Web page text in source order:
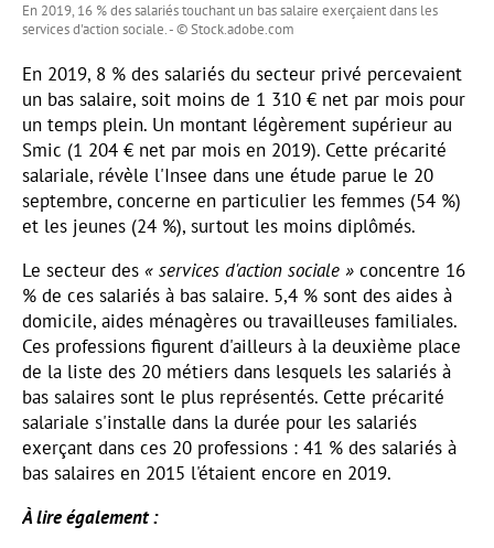
En 2019, 16 % des salariés touchant un bas salaire exerçaient dans les
services d'action sociale. - © Stock.adobe.com
En 2019, 8 % des salariés du secteur privé percevaient
un bas salaire, soit moins de 1 310 € net par mois pour
un temps plein. Un montant légèrement supérieur au
Smic (1 204 € net par mois en 2019). Cette précarité
salariale, révèle l'Insee dans une étude parue le 20
septembre, concerne en particulier les femmes (54 %)
et les jeunes (24 %), surtout les moins diplômés.
Le secteur des « services d'action sociale » concentre 16
% de ces salariés à bas salaire. 5,4 % sont des aides à
domicile, aides ménagères ou travailleuses familiales.
Ces professions figurent d'ailleurs à la deuxième place
de la liste des 20 métiers dans lesquels les salariés à
bas salaires sont le plus représentés. Cette précarité
salariale s'installe dans la durée pour les salariés
exerçant dans ces 20 professions : 41 % des salariés à
bas salaires en 2015 l'étaient encore en 2019.
À lire également :